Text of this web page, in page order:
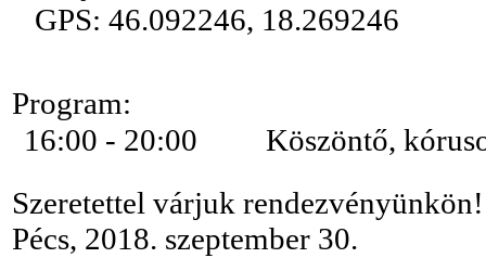
GPS: 46.092246, 18.269246
Program:
16:00 - 20:00 Köszöntő, kórusok
Szeretettel várjuk rendezvényünkön!
Pécs, 2018. szeptember 30.